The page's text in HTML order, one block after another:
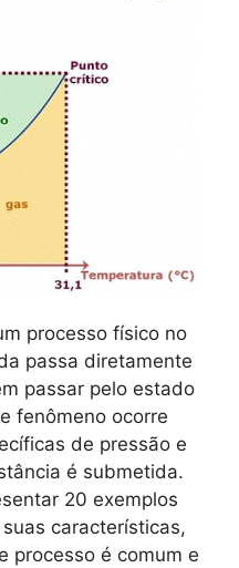
processo físico no
passa diretamente
passar pelo estado
fenômeno ocorre
de pressão e
é submetida.
20 exemplos
características,
processo é comum e